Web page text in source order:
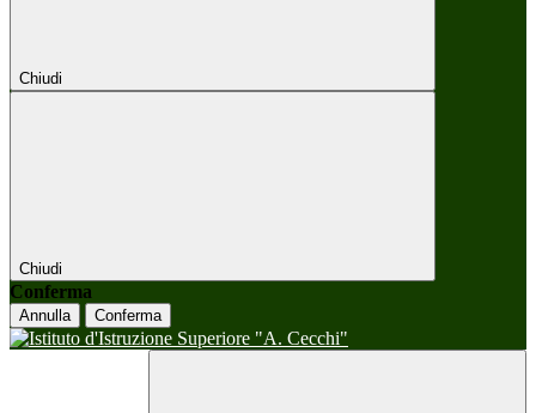
Chiudi
Chiudi
Conferma
Annulla Conferma